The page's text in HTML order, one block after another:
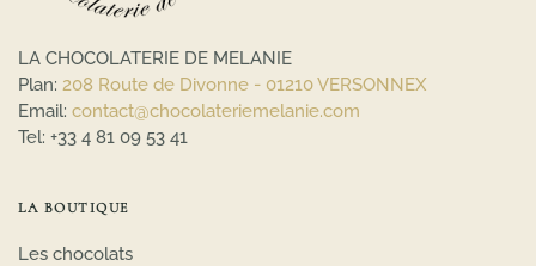
LA CHOCOLATERIE DE MELANIE
Plan: 208 Route de Divonne - 01210 VERSONNEX
Email: contact@chocolateriemelanie.com
Tel: +33 4 81 09 53 41
LA BOUTIQUE
Les chocolats